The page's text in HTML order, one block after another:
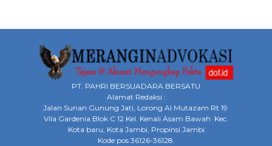
PT. PAHRI BERSUADARA BERSATU
Alamat Redaksi :
Jalan Sunan Gunung Jati, Lorong Al Mutazam Rt 19
Vila Gardenia Blok C 12 Kel. Kenali Asam Bawah Kec.
Kota baru, Kota Jambi, Propinsi Jambi
Kode pos 36126-36128.